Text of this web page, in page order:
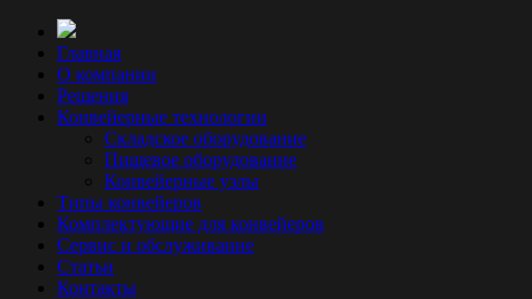
Главная
О компании
Решения
Конвейерные технологии
Складское оборудование
Пищевое оборудование
Конвейерные узлы
Типы конвейеров
Комплектующие для конвейеров
Сервис и обслуживание
Статьи
Контакты